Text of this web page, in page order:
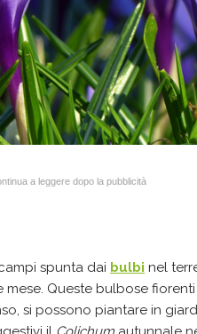
a leggere dopo la pubblicità
spunta dai bulbi nel
Queste bulbose
si possono piantare in